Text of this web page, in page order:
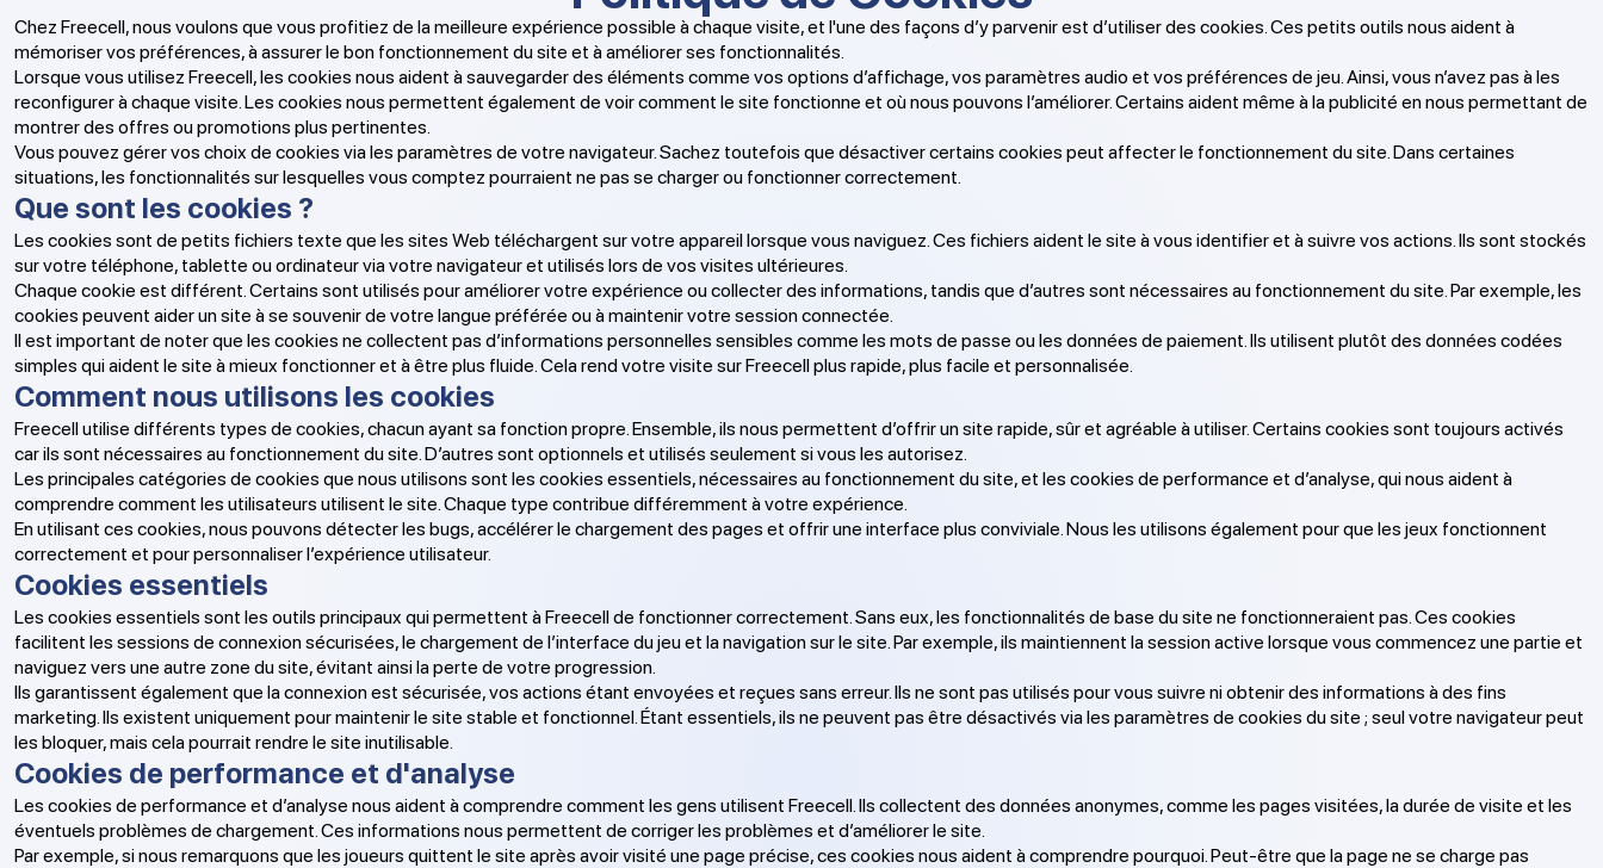
Chez Freecell, nous voulons que vous profitiez de la meilleure expérience possible à chaque visite, et l'une des façons d’y parvenir est d’utiliser des cookies. Ces petits outils nous aident à
mémoriser vos préférences, à assurer le bon fonctionnement du site et à améliorer ses fonctionnalités.
Lorsque vous utilisez Freecell, les cookies nous aident à sauvegarder des éléments comme vos options d’affichage, vos paramètres audio et vos préférences de jeu. Ainsi, vous n’avez pas à les
reconfigurer à chaque visite. Les cookies nous permettent également de voir comment le site fonctionne et où nous pouvons l’améliorer. Certains aident même à la publicité en nous permettant de
montrer des offres ou promotions plus pertinentes.
Vous pouvez gérer vos choix de cookies via les paramètres de votre navigateur. Sachez toutefois que désactiver certains cookies peut affecter le fonctionnement du site. Dans certaines
situations, les fonctionnalités sur lesquelles vous comptez pourraient ne pas se charger ou fonctionner correctement.
Que sont les cookies ?
Les cookies sont de petits fichiers texte que les sites Web téléchargent sur votre appareil lorsque vous naviguez. Ces fichiers aident le site à vous identifier et à suivre vos actions. Ils sont stockés
sur votre téléphone, tablette ou ordinateur via votre navigateur et utilisés lors de vos visites ultérieures.
Chaque cookie est différent. Certains sont utilisés pour améliorer votre expérience ou collecter des informations, tandis que d’autres sont nécessaires au fonctionnement du site. Par exemple, les
cookies peuvent aider un site à se souvenir de votre langue préférée ou à maintenir votre session connectée.
Il est important de noter que les cookies ne collectent pas d’informations personnelles sensibles comme les mots de passe ou les données de paiement. Ils utilisent plutôt des données codées
simples qui aident le site à mieux fonctionner et à être plus fluide. Cela rend votre visite sur Freecell plus rapide, plus facile et personnalisée.
Comment nous utilisons les cookies
Freecell utilise différents types de cookies, chacun ayant sa fonction propre. Ensemble, ils nous permettent d’offrir un site rapide, sûr et agréable à utiliser. Certains cookies sont toujours activés
car ils sont nécessaires au fonctionnement du site. D’autres sont optionnels et utilisés seulement si vous les autorisez.
Les principales catégories de cookies que nous utilisons sont les cookies essentiels, nécessaires au fonctionnement du site, et les cookies de performance et d’analyse, qui nous aident à
comprendre comment les utilisateurs utilisent le site. Chaque type contribue différemment à votre expérience.
En utilisant ces cookies, nous pouvons détecter les bugs, accélérer le chargement des pages et offrir une interface plus conviviale. Nous les utilisons également pour que les jeux fonctionnent
correctement et pour personnaliser l’expérience utilisateur.
Cookies essentiels
Les cookies essentiels sont les outils principaux qui permettent à Freecell de fonctionner correctement. Sans eux, les fonctionnalités de base du site ne fonctionneraient pas. Ces cookies
facilitent les sessions de connexion sécurisées, le chargement de l’interface du jeu et la navigation sur le site. Par exemple, ils maintiennent la session active lorsque vous commencez une partie et
naviguez vers une autre zone du site, évitant ainsi la perte de votre progression.
Ils garantissent également que la connexion est sécurisée, vos actions étant envoyées et reçues sans erreur. Ils ne sont pas utilisés pour vous suivre ni obtenir des informations à des fins
marketing. Ils existent uniquement pour maintenir le site stable et fonctionnel. Étant essentiels, ils ne peuvent pas être désactivés via les paramètres de cookies du site ; seul votre navigateur peut
les bloquer, mais cela pourrait rendre le site inutilisable.
Cookies de performance et d'analyse
Les cookies de performance et d’analyse nous aident à comprendre comment les gens utilisent Freecell. Ils collectent des données anonymes, comme les pages visitées, la durée de visite et les
éventuels problèmes de chargement. Ces informations nous permettent de corriger les problèmes et d’améliorer le site.
Par exemple, si nous remarquons que les joueurs quittent le site après avoir visité une page précise, ces cookies nous aident à comprendre pourquoi. Peut-être que la page ne se charge pas